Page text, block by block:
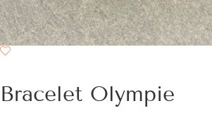
Bracelet Olympie